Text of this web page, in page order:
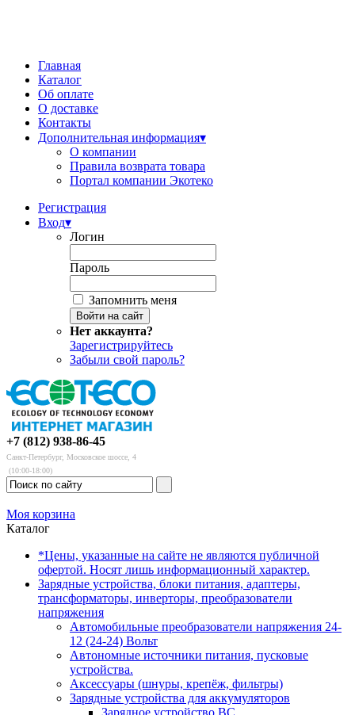
Главная
Каталог
Об оплате
О доставке
Контакты
Дополнительная информация▾
О компании
Правила возврата товара
Портал компании Экотеко
Регистрация
Вход▾
Логин
Пароль
Запомнить меня
Нет аккаунта?
Зарегистрируйтесь
Забыли свой пароль?
+7 (812) 938-86-45
Санкт-Петербург, Московское шоссе, 4
(10:00-18:00)
Моя корзина
Каталог
*Цены, указанные на сайте не являются публичной
офертой. Носят лишь информационный характер.
Зарядные устройства, блоки питания, адаптеры,
трансформаторы, инверторы, преобразователи
напряжения
Автомобильные преобразователи напряжения 24-
12 (24-24) Вольт
Автономные источники питания, пусковые
устройства.
Аксессуары (шнуры, крепёж, фильтры)
Зарядные устройства для аккумуляторов
Зарядное устройство BC